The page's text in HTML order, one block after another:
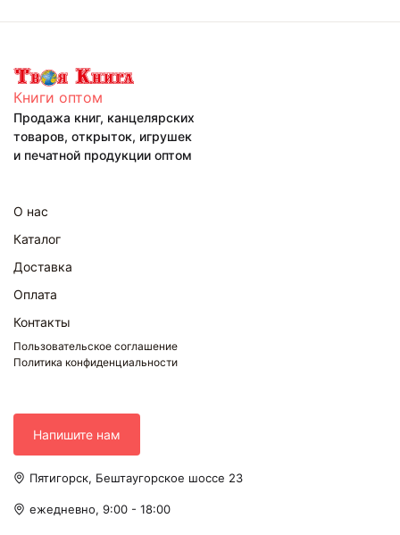
Книги оптом
Продажа книг, канцелярских
товаров, открыток, игрушек
и печатной продукции оптом
О нас
Каталог
Доставка
Оплата
Контакты
Пользовательское соглашение
Политика конфиденциальности
Напишите нам
Пятигорск, Бештаугорское шоссе 23
ежедневно, 9:00 - 18:00